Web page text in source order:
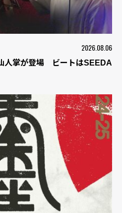
2026.08.06
人掌が登場 ビートはSEEDA